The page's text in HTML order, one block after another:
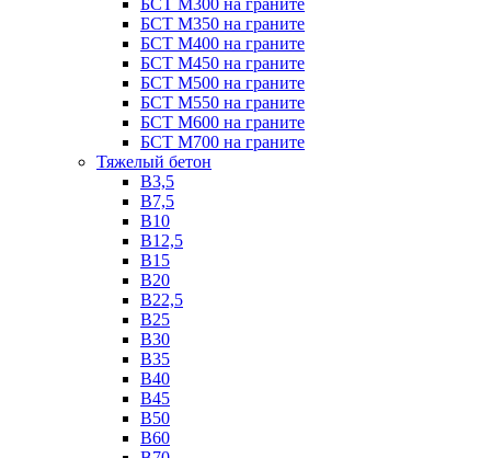
БСТ М300 на граните
БСТ М350 на граните
БСТ М400 на граните
БСТ М450 на граните
БСТ М500 на граните
БСТ М550 на граните
БСТ М600 на граните
БСТ М700 на граните
Тяжелый бетон
В3,5
B7,5
В10
В12,5
B15
B20
В22,5
В25
B30
В35
B40
В45
B50
B60